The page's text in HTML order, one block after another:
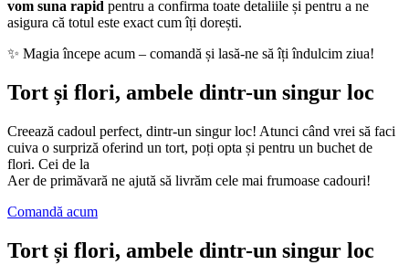
vom suna rapid pentru a confirma toate detaliile și pentru a ne
asigura că totul este exact cum îți dorești.
✨ Magia începe acum – comandă și lasă-ne să îți îndulcim ziua!
Tort și flori, ambele dintr-un singur loc
Creează cadoul perfect, dintr-un singur loc! Atunci când vrei să faci
cuiva o surpriză oferind un tort, poți opta și pentru un buchet de
flori. Cei de la
Aer de primăvară ne ajută să livrăm cele mai frumoase cadouri!
Comandă acum
Tort și flori, ambele dintr-un singur loc